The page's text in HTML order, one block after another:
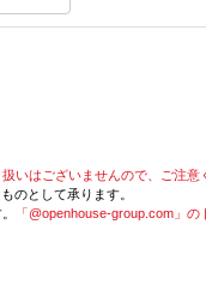
いはございませんので、ご注意
のとして承ります。
「@openhouse-group.com」